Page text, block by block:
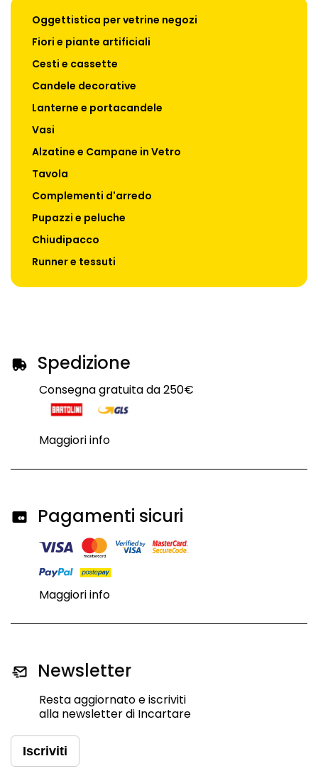
Oggettistica per vetrine negozi
Fiori e piante artificiali
Cesti e cassette
Candele decorative
Lanterne e portacandele
Vasi
Alzatine e Campane in Vetro
Tavola
Complementi d'arredo
Pupazzi e peluche
Chiudipacco
Runner e tessuti
Spedizione
Consegna gratuita da 250€
Maggiori info
Pagamenti sicuri
Maggiori info
Newsletter
Resta aggiornato e iscriviti
alla newsletter di Incartare
Iscriviti